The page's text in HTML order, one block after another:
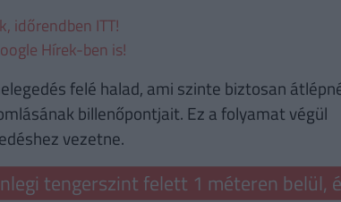
időrendben ITT!
Hírek-ben is!
felé halad, ami szinte biztosan
billenőpontjait. Ez a folyamat végül
vezetne.
tengerszint felett 1 méteren belül,